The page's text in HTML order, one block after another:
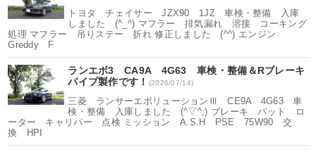
トヨタ チェイサー JZX90 1JZ 車検・整備 入庫
しました (^_^) マフラー 排気漏れ 溶接 コーキング
処理 マフラー 吊りステー 折れ 修正しました (^^) エンジン
Greddy F
ランエボ3 CA9A 4G63 車検・整備＆Rブレーキ
パイプ製作です！ (2026/07/14)
三菱 ランサーエボリューションⅢ CE9A 4G63 車
検・整備 入庫しました (^▽^;) ブレーキ パット ロ
ーター キャリパー 点検 ミッション A.S.H PSE 75W90 交
換 HPI